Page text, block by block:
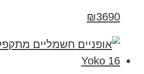
₪3690